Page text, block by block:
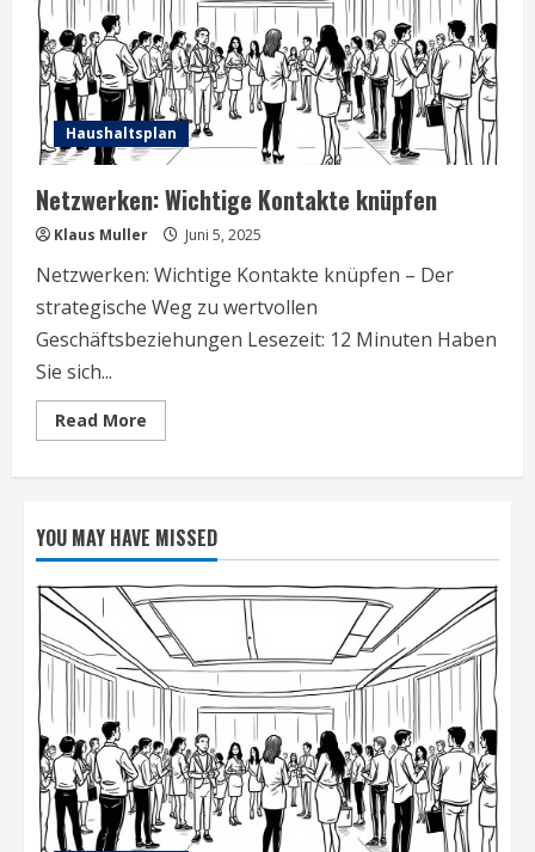
Haushaltsplan
Netzwerken: Wichtige Kontakte knüpfen
Klaus Muller Juni 5, 2025
Netzwerken: Wichtige Kontakte knüpfen – Der
strategische Weg zu wertvollen
Geschäftsbeziehungen Lesezeit: 12 Minuten Haben
Sie sich...
Read More
more
YOU MAY HAVE MISSED